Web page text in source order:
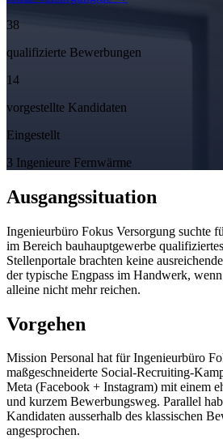
38
qualifizierte Bewerbungen
14
vorgestellte Kandidaten
Eingestellt
3 Ingenieure Fernwärme
Ausgangssituation
Ingenieurbüro Fokus Versorgung suchte
im Bereich bauhauptgewerbe
Stellenportale brachten keine
der typische Engpass im Handwerk,
alleine nicht mehr reichen.
Vorgehen
Mission Personal hat fürIngenieurbüro
maßgeschneiderte Social-Recruiting-
Meta (Facebook + Instagram) mit einem
und kurzem Bewerbungsweg. Parallel
Kandidaten ausserhalb des klassischen
angesprochen.